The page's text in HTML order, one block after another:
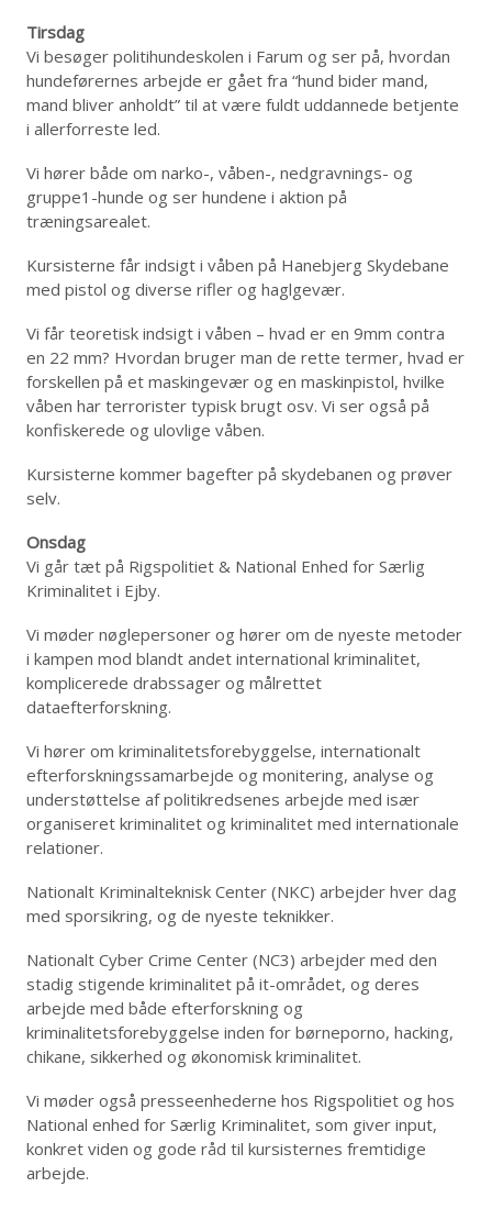
Tirsdag
Vi besøger politihundeskolen i Farum og ser på, hvordan
hundeførernes arbejde er gået fra “hund bider mand,
mand bliver anholdt” til at være fuldt uddannede betjente
i allerforreste led.
Vi hører både om narko-, våben-, nedgravnings- og
gruppe1-hunde og ser hundene i aktion på
træningsarealet.
Kursisterne får indsigt i våben på Hanebjerg Skydebane
med pistol og diverse rifler og haglgevær.
Vi får teoretisk indsigt i våben – hvad er en 9mm contra
en 22 mm? Hvordan bruger man de rette termer, hvad er
forskellen på et maskingevær og en maskinpistol, hvilke
våben har terrorister typisk brugt osv. Vi ser også på
konfiskerede og ulovlige våben.
Kursisterne kommer bagefter på skydebanen og prøver
selv.
Onsdag
Vi går tæt på Rigspolitiet & National Enhed for Særlig
Kriminalitet i Ejby.
Vi møder nøglepersoner og hører om de nyeste metoder
i kampen mod blandt andet international kriminalitet,
komplicerede drabssager og målrettet
dataefterforskning.
Vi hører om kriminalitetsforebyggelse, internationalt
efterforskningssamarbejde og monitering, analyse og
understøttelse af politikredsenes arbejde med især
organiseret kriminalitet og kriminalitet med internationale
relationer.
Nationalt Kriminalteknisk Center (NKC) arbejder hver dag
med sporsikring, og de nyeste teknikker.
Nationalt Cyber Crime Center (NC3) arbejder med den
stadig stigende kriminalitet på it-området, og deres
arbejde med både efterforskning og
kriminalitetsforebyggelse inden for børneporno, hacking,
chikane, sikkerhed og økonomisk kriminalitet.
Vi møder også presseenhederne hos Rigspolitiet og hos
National enhed for Særlig Kriminalitet, som giver input,
konkret viden og gode råd til kursisternes fremtidige
arbejde.